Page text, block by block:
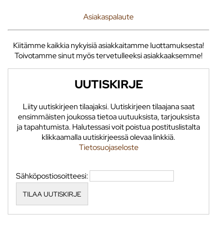
Asiakaspalaute
Kiitämme kaikkia nykyisiä asiakkaitamme luottamuksesta!
Toivotamme sinut myös tervetulleeksi asiakkaaksemme!
UUTISKIRJE
Liity uutiskirjeen tilaajaksi. Uutiskirjeen tilaajana saat
ensimmäisten joukossa tietoa uutuuksista, tarjouksista
ja tapahtumista. Halutessasi voit poistua postituslistalta
klikkaamalla uutiskirjeessä olevaa linkkiä.
Tietosuojaseloste
Sähköpostiosoitteesi: